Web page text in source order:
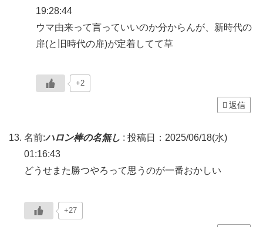
19:28:44
ウマ由来って言っていいのか分からんが、新時代の
扉(と旧時代の扉)が定着してて草
+2
返信
名前:ハロン棒の名無し : 投稿日：2025/06/18(水)
01:16:43
どうせまた勝つやろって思うのが一番おかしい
+27